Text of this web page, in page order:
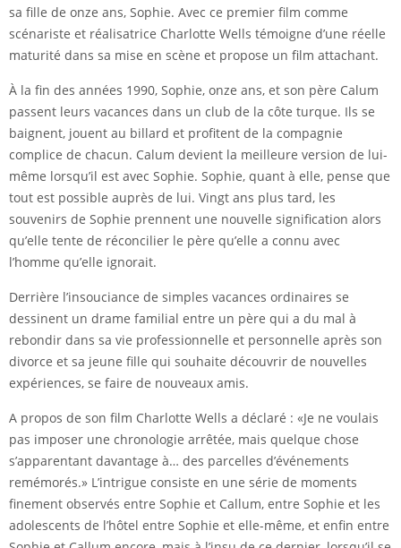
sa fille de onze ans, Sophie. Avec ce premier film comme
scénariste et réalisatrice Charlotte Wells témoigne d’une réelle
maturité dans sa mise en scène et propose un film attachant.
À la fin des années 1990, Sophie, onze ans, et son père Calum
passent leurs vacances dans un club de la côte turque. Ils se
baignent, jouent au billard et profitent de la compagnie
complice de chacun. Calum devient la meilleure version de lui-
même lorsqu’il est avec Sophie. Sophie, quant à elle, pense que
tout est possible auprès de lui. Vingt ans plus tard, les
souvenirs de Sophie prennent une nouvelle signification alors
qu’elle tente de réconcilier le père qu’elle a connu avec
l’homme qu’elle ignorait.
Derrière l’insouciance de simples vacances ordinaires se
dessinent un drame familial entre un père qui a du mal à
rebondir dans sa vie professionnelle et personnelle après son
divorce et sa jeune fille qui souhaite découvrir de nouvelles
expériences, se faire de nouveaux amis.
A propos de son film Charlotte Wells a déclaré : «Je ne voulais
pas imposer une chronologie arrêtée, mais quelque chose
s’apparentant davantage à… des parcelles d’événements
remémorés.» L’intrigue consiste en une série de moments
finement observés entre Sophie et Callum, entre Sophie et les
adolescents de l’hôtel entre Sophie et elle-même, et enfin entre